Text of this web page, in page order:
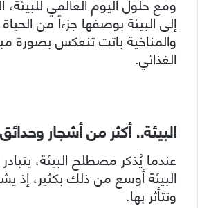
إلى البيئة بوصفها جزءاً من
والمناخية باتت تنعكس بصورة
الغذائي.
البيئة.. أكثر من أشجار وحدائق
عندما يُذكر مصطلح البيئة،
البيئة أوسع من ذلك بكثير، إذ
وتتأثر بها.